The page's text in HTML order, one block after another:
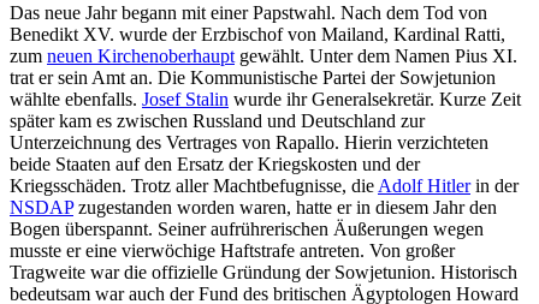
Das neue Jahr begann mit einer Papstwahl. Nach dem Tod von
Benedikt XV. wurde der Erzbischof von Mailand, Kardinal Ratti,
zum neuen Kirchenoberhaupt gewählt. Unter dem Namen Pius XI.
trat er sein Amt an. Die Kommunistische Partei der Sowjetunion
wählte ebenfalls. Josef Stalin wurde ihr Generalsekretär. Kurze Zeit
später kam es zwischen Russland und Deutschland zur
Unterzeichnung des Vertrages von Rapallo. Hierin verzichteten
beide Staaten auf den Ersatz der Kriegskosten und der
Kriegsschäden. Trotz aller Machtbefugnisse, die Adolf Hitlerin der
NSDAPzugestanden worden waren, hatte er in diesem Jahr den
Bogen überspannt. Seiner aufrührerischen Äußerungen wegen
musste er eine vierwöchige Haftstrafe antreten. Von großer
Tragweite war die offizielle Gründung der Sowjetunion. Historisch
bedeutsam war auch der Fund des britischen Ägyptologen Howard